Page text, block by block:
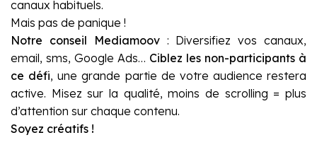
canaux habituels.
Mais pas de panique !
Notre conseil Mediamoov: Diversifiez vos canaux,
email, sms, Google Ads… Ciblez les non-participants à
ce défi, une grande partie de votre audience restera
active. Misez sur la qualité, moins de scrolling = plus
d’attention sur chaque contenu.
Soyez créatifs !